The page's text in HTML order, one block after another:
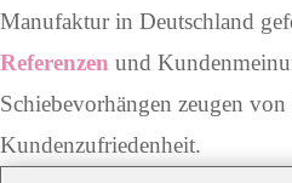
Manufaktur in Deutschland
Referenzen und
Schiebevorhängen zeugen von
Kundenzufriedenheit.